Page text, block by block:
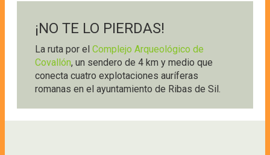
¡NO TE LO PIERDAS!
La ruta por el Complejo Arqueológico de
Covallón, un sendero de 4 km y medio que
conecta cuatro explotaciones auríferas
romanas en el ayuntamiento de Ribas de Sil.